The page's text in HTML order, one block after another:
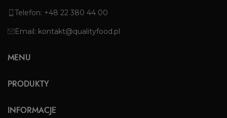
Telefon: +48 22 380 44 00
Email: kontakt@qualityfood.pl
MENU
PRODUKTY
INFORMACJE